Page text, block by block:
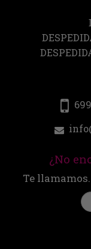
¿No
Te